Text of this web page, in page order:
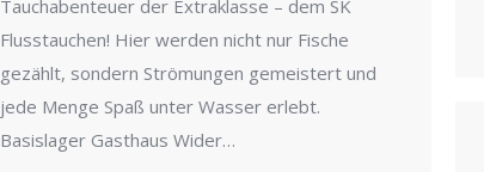
Tauchabenteuer der Extraklasse – dem SK
Flusstauchen! Hier werden nicht nur Fische
gezählt, sondern Strömungen gemeistert und
jede Menge Spaß unter Wasser erlebt.
Basislager Gasthaus Wider…